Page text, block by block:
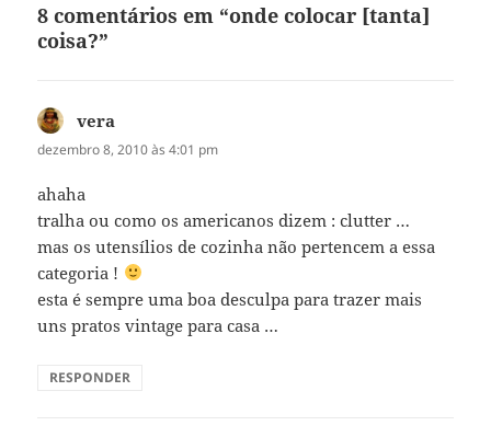
8 comentários em “onde colocar [tanta]
coisa?”
vera
dezembro 8, 2010 às 4:01 pm
ahaha
tralha ou como os americanos dizem : clutter …
mas os utensílios de cozinha não pertencem a essa
categoria !
esta é sempre uma boa desculpa para trazer mais
uns pratos vintage para casa …
RESPONDER